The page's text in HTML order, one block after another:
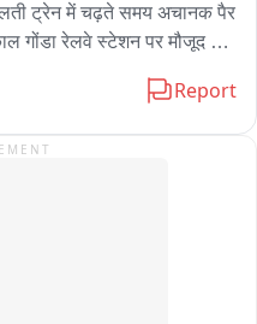
ट्रेन में चढ़ते समय अचानक पैर
गोंडा रेलवे स्टेशन पर मौजूद
इसके बाद जान बचाई गई है।
की जान बच ली। यह पूरी घटना
Report